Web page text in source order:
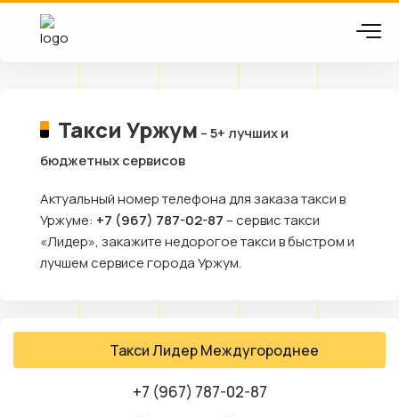
Такси Уржум – 5+ лучших и
бюджетных сервисов
Актуальный номер телефона для заказа такси в
Уржуме: +7 (967) 787-02-87 – сервис такси
«Лидер», закажите недорогое такси в быстром и
лучшем сервисе города Уржум.
Такси Лидер Междугороднее
+7 (967) 787-02-87